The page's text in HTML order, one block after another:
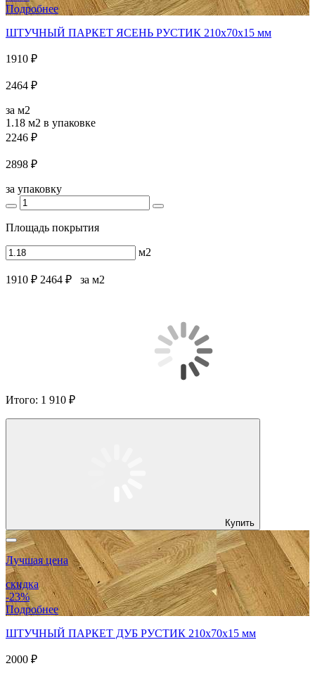
Подробнее
ШТУЧНЫЙ ПАРКЕТ ЯСЕНЬ РУСТИК 210x70x15 мм
1910 ₽
2464 ₽
за м2
1.18 м2 в упаковке
2246 ₽
2898 ₽
за упаковку
Площадь покрытия
м2
1910 ₽ 2464 ₽ за м2
Итого: 1 910 ₽
Купить
Лучшая цена
скидка
-23%
Подробнее
ШТУЧНЫЙ ПАРКЕТ ДУБ РУСТИК 210x70x15 мм
2000 ₽